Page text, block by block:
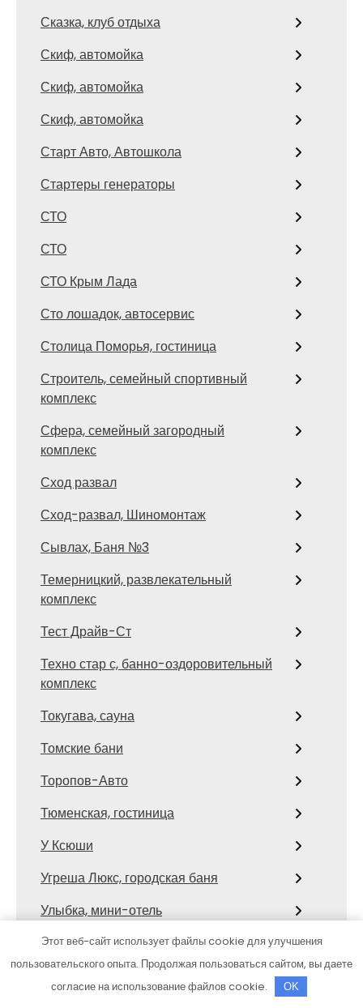
Сказка, клуб отдыха
Скиф, автомойка
Скиф, автомойка
Скиф, автомойка
Старт Авто, Автошкола
Стартеры генераторы
СТО
СТО
СТО Крым Лада
Сто лошадок, автосервис
Столица Поморья, гостиница
Строитель, семейный спортивный
комплекс
Сфера, семейный загородный
комплекс
Сход развал
Сход-развал, Шиномонтаж
Сывлах, Баня №3
Темерницкий, развлекательный
комплекс
Тест Драйв-Ст
Техно стар с, банно-оздоровительный
комплекс
Токугава, сауна
Томские бани
Торопов-Авто
Тюменская, гостиница
У Ксюши
Угреша Люкс, городская баня
Улыбка, мини-отель
Усадьба Поликарповых, база отдыха
Усадьба Хлыновская, семейный
оздоровительный центр
Этот веб-сайт использует файлы cookie для улучшения
пользовательского опыта. Продолжая пользоваться сайтом, вы даете
согласие на использование файлов cookie.
OK